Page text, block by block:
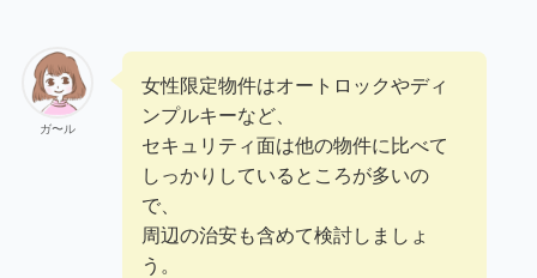
ガ〜ル
女性限定物件はオートロックやディ
ンプルキーなど、
セキュリティ面は他の物件に比べて
しっかりしているところが多いの
で、
周辺の治安も含めて検討しましょ
う。